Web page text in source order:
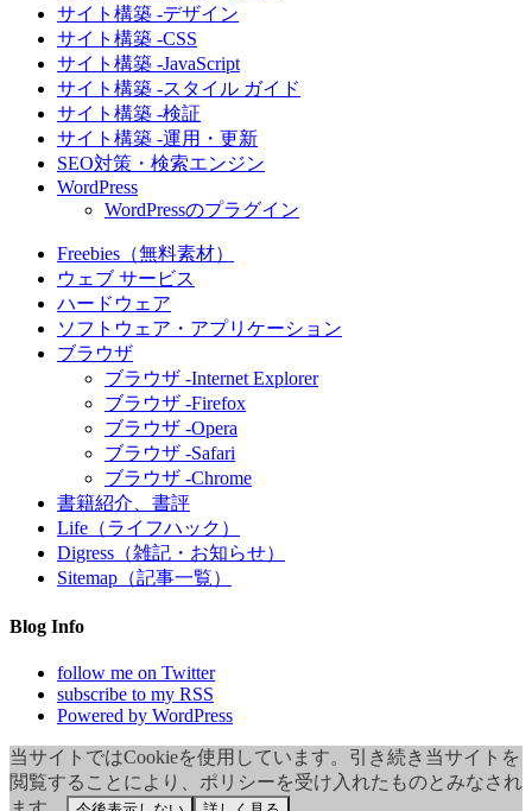
サイト構築 -デザイン
サイト構築 -CSS
サイト構築 -JavaScript
サイト構築 -スタイル ガイド
サイト構築 -検証
サイト構築 -運用・更新
SEO対策・検索エンジン
WordPress
WordPressのプラグイン
Freebies（無料素材）
ウェブ サービス
ハードウェア
ソフトウェア・アプリケーション
ブラウザ
ブラウザ -Internet Explorer
ブラウザ -Firefox
ブラウザ -Opera
ブラウザ -Safari
ブラウザ -Chrome
書籍紹介、書評
Life（ライフハック）
Digress（雑記・お知らせ）
Sitemap（記事一覧）
Blog Info
follow me on Twitter
subscribe to my RSS
Powered by WordPress
当サイトではCookieを使用しています。引き続き当サイトを
閲覧することにより、ポリシーを受け入れたものとみなされ